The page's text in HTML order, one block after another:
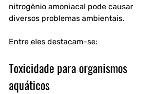
nitrogênio amoniacal pode causar
diversos problemas ambientais.
Entre eles destacam-se:
Toxicidade para organismos
aquáticos